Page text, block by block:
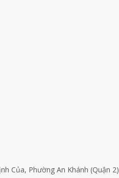
Của, Phường An Khánh (Quận 2)